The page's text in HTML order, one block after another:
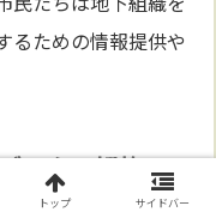
るための情報提供や
ルクの解放
トップ サイドバー